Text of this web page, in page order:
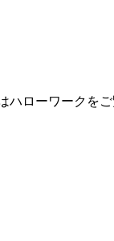
ローワークを